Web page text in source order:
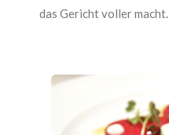
das Gericht voller macht.